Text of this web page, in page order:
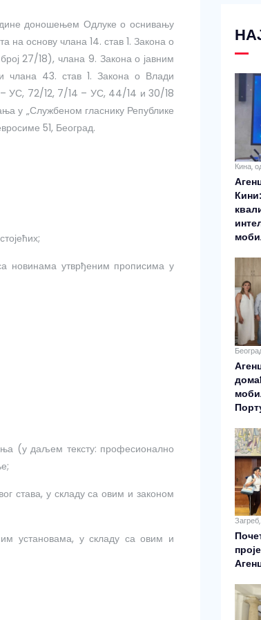
доношењем Одлуке о оснивању
на основу члана 14. став 1. Закона о
27/18), члана 9. Закона о јавним
члана 43. став 1. Закона о Влади
– УС, 72/12, 7/14 – УС, 44/14 и 30/18
у „Службеном гласнику Републике
51, Београд.
новинама утврђеним прописима у
(у даљем тексту: професионално
става, у складу са овим и законом
установама, у складу са овим и
Кина,